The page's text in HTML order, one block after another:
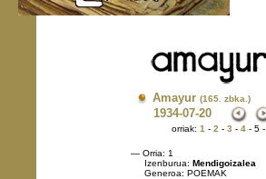
Amayur (165. zbka.)
1934-07-20
orriak: 1 - 2 - 3 - 4 - 5 -
— Orria: 1
Izenburua: Mendigoizalea
Generoa: POEMAK